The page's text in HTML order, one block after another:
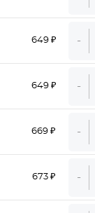
649 ₽
649 ₽
669 ₽
673 ₽
-
-
-
-